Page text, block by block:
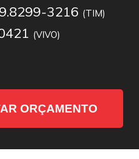
3216 (TIM)
(VIVO)
ORÇAMENTO